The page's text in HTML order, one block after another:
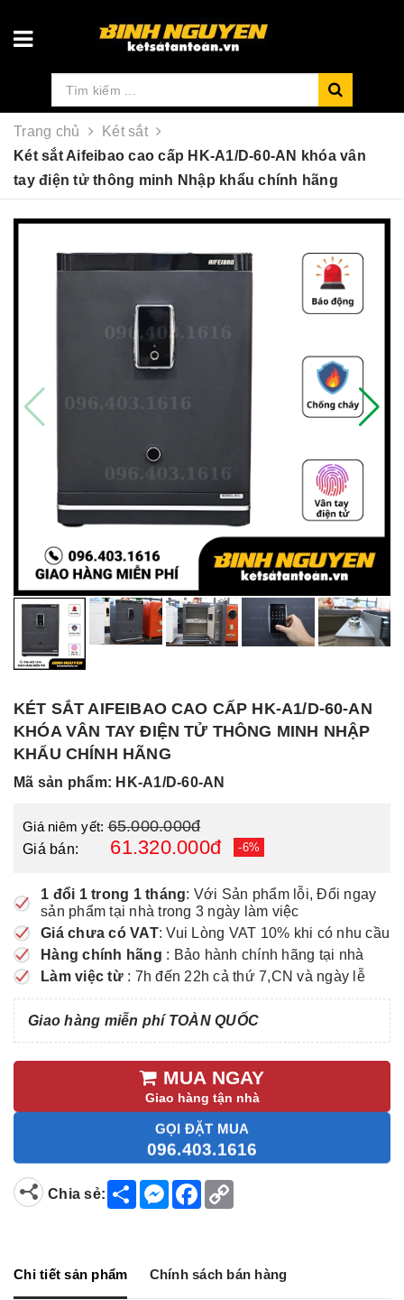
Trang chủ
Két sắt
Két sắt Aifeibao cao cấp HK-A1/D-60-AN khóa vân
tay điện tử thông minh Nhập khẩu chính hãng
KÉT SẮT AIFEIBAO CAO CẤP HK-A1/D-60-AN
KHÓA VÂN TAY ĐIỆN TỬ THÔNG MINH NHẬP
KHẨU CHÍNH HÃNG
Mã sản phẩm: HK-A1/D-60-AN
Giá niêm yết:65.000.000đ
Giá bán: 61.320.000đ -6%
1 đổi 1 trong 1 tháng: Với Sản phẩm lỗi, Đổi ngay
sản phẩm tại nhà trong 3 ngày làm việc
Giá chưa có VAT: Vui Lòng VAT 10% khi có nhu cầu
Hàng chính hãng : Bảo hành chính hãng tại nhà
Làm việc từ : 7h đến 22h cả thứ 7,CN và ngày lễ
Giao hàng miễn phí TOÀN QUỐC
MUA NGAY
Giao hàng tận nhà
GỌI ĐẶT MUA
096.403.1616
Chia sẻ:
S
h
M
e
g
F
a
o
n
Chi tiết sản phẩm Chính sách bán hàng